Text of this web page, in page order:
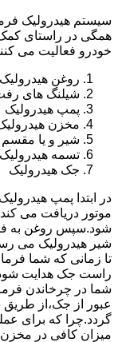
سیستم هیدرولیک
همگی در راستای
خودرو فعالیت می
روغن
شیلنگ های
پمپ هیدرولیک
مخزن
شیر و یا مقسم
تسمه هیدرولیک
جک هیدرولیک
در ابتدا پمپ هیدرولیک
موتور دریافت می
شود.سپس روغن به
شیر هیدرولیک می
تا زمانی که شما
راست جک هدایت
شما در چرخاندن
عبور از جک،از
گردد.چرا که برای
میزان کافی در